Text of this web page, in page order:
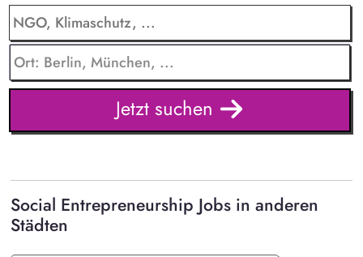
Jetzt suchen
Social Entrepreneurship Jobs in anderen
Städten